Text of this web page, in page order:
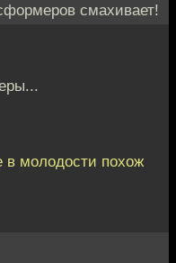
смахивает!
в молодости похож